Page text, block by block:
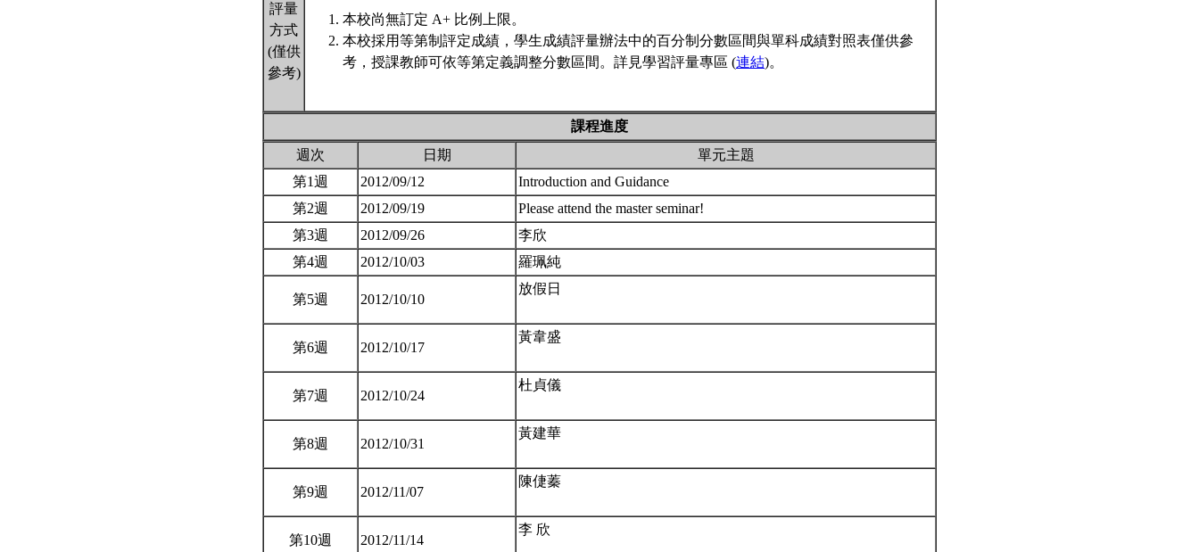
評量
方式
(僅供
參考)
本校尚無訂定 A+ 比例上限。
本校採用等第制評定成績，學生成績評量辦法中的百分制分數區間與單科成績對照表僅供參
考，授課教師可依等第定義調整分數區間。詳見學習評量專區 (連結)。
課程進度
週次
日期
單元主題
第1週
2012/09/12
Introduction and Guidance
第2週
2012/09/19
Please attend the master seminar!
第3週
2012/09/26
李欣
第4週
2012/10/03 羅珮純
第5週 2012/10/10
放假日
第6週 2012/10/17
黃韋盛
第7週 2012/10/24
杜貞儀
第8週 2012/10/31
黃建華
第9週 2012/11/07
陳倢蓁
第10週 2012/11/14
李 欣